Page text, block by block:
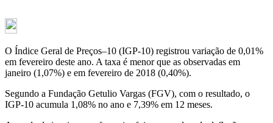
O Índice Geral de Preços–10 (IGP-10) registrou variação de 0,01%
em fevereiro deste ano. A taxa é menor que as observadas em
janeiro (1,07%) e em fevereiro de 2018 (0,40%).
Segundo a Fundação Getulio Vargas (FGV), com o resultado, o
IGP-10 acumula 1,08% no ano e 7,39% em 12 meses.